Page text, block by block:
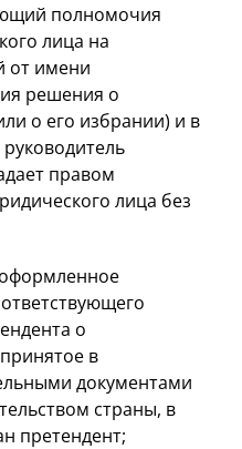
полномочия
лица на
от имени
решения о
о его избрании) и в
правом
лица без
о
в
документами
страны, в
претендент;